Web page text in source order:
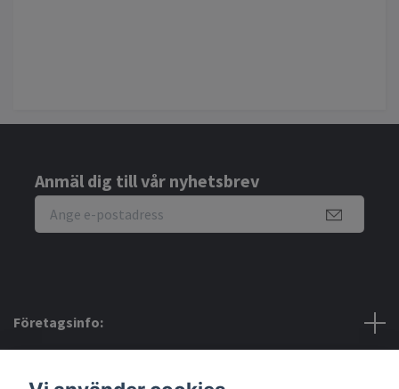
Anmäl dig till vår nyhetsbrev
Företagsinfo: